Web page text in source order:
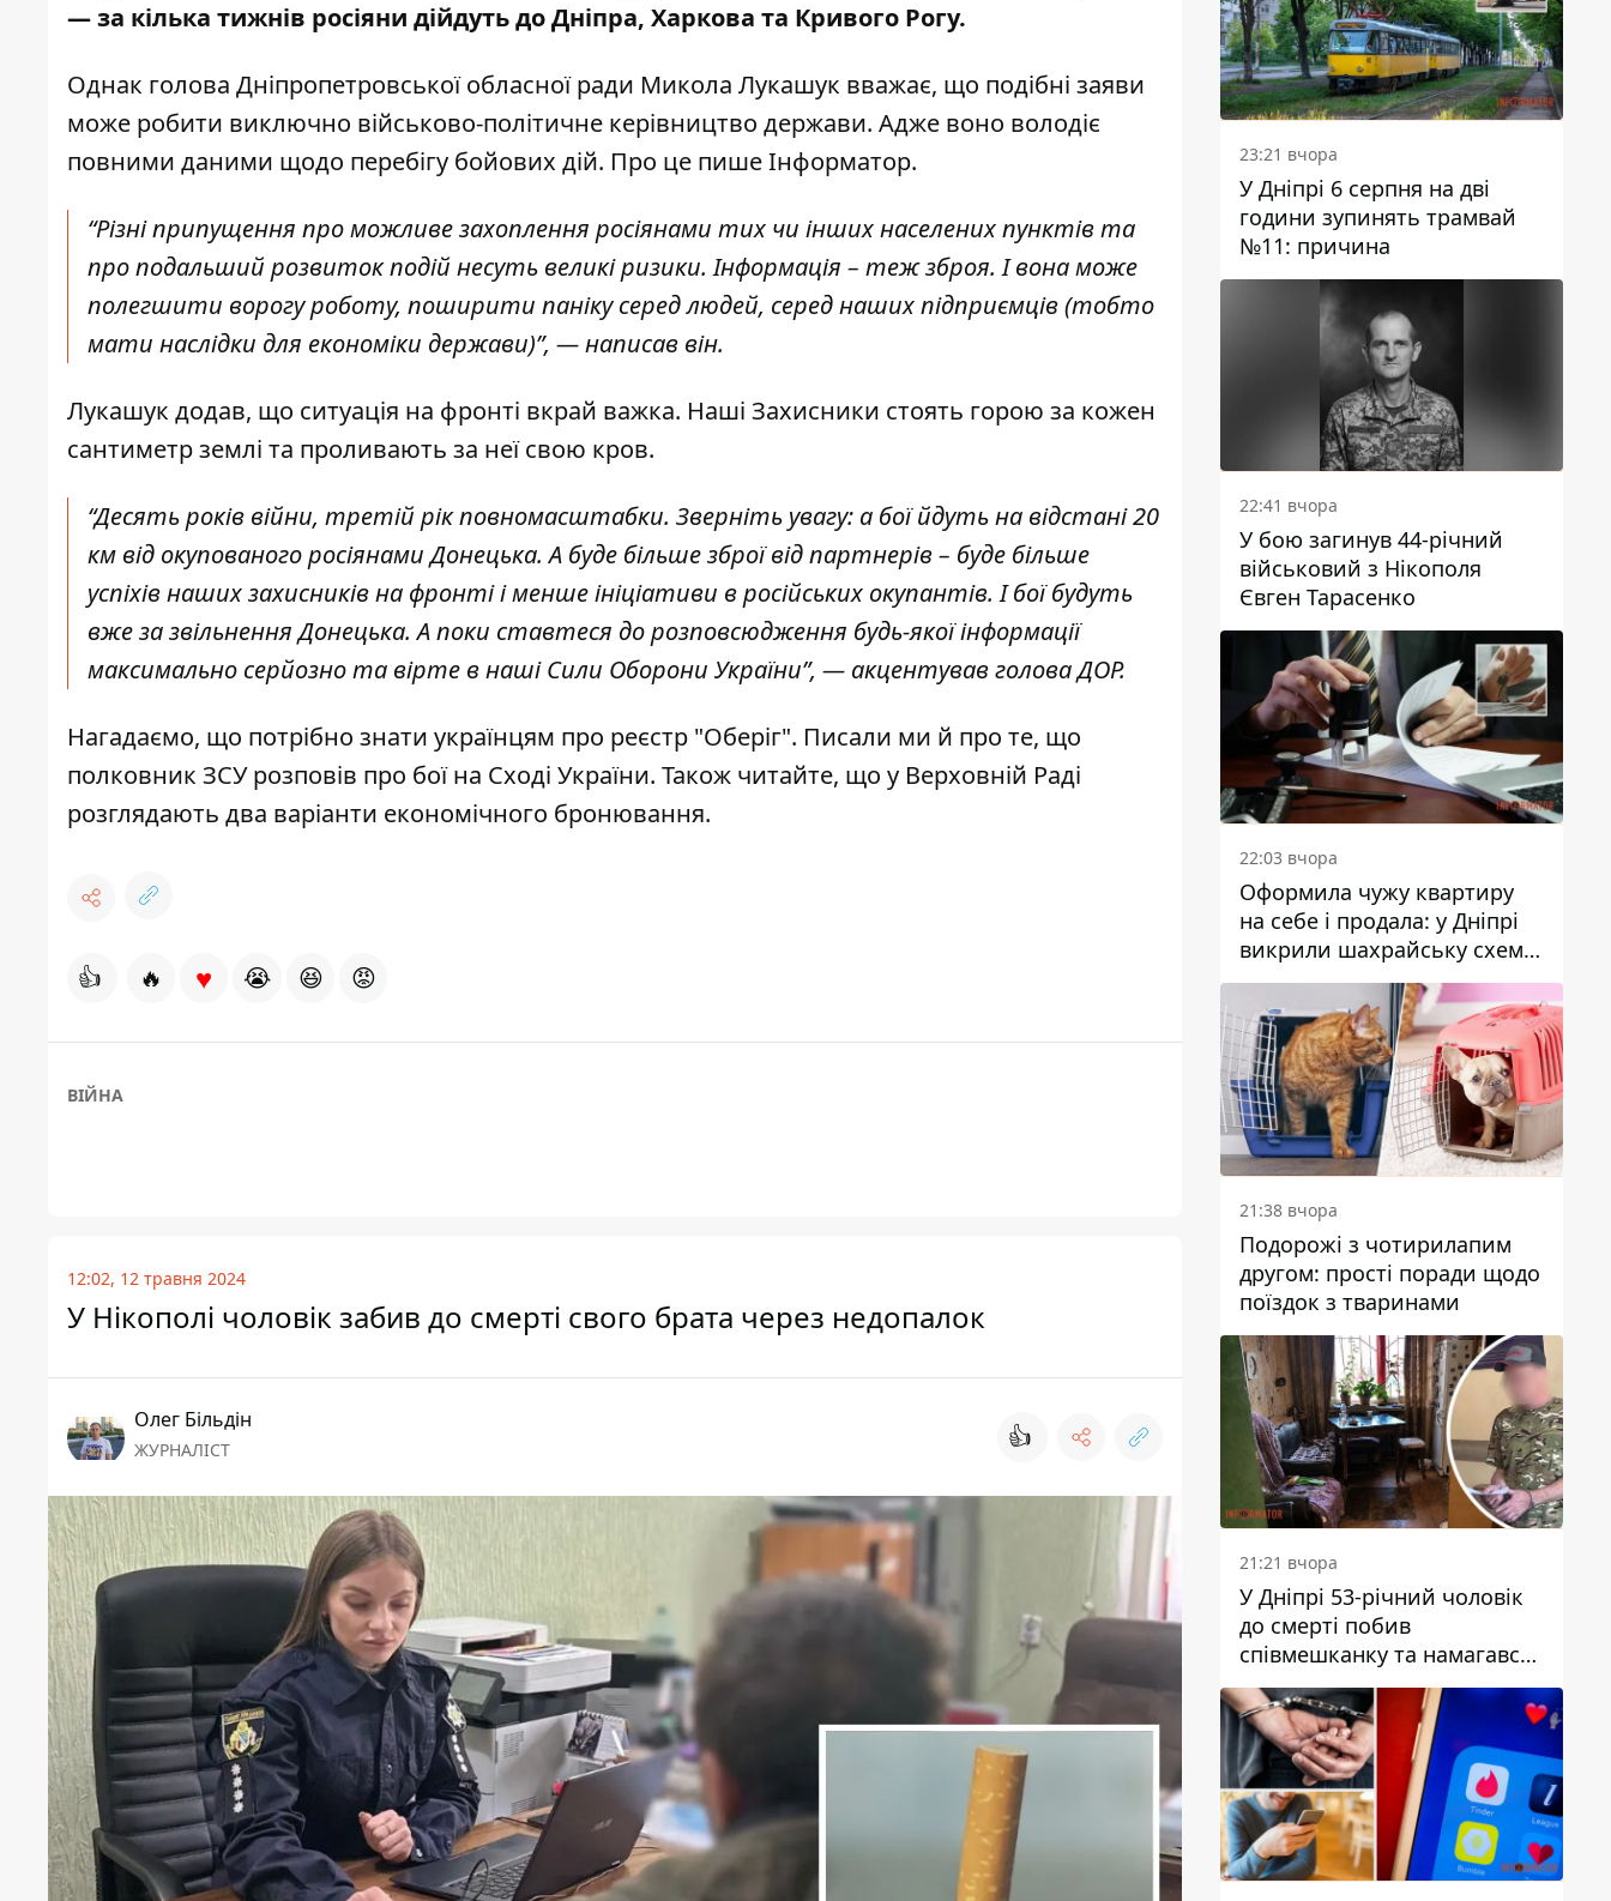
— за кілька тижнів росіяни дійдуть до Дніпра, Харкова та Кривого Рогу.
Однак голова Дніпропетровської обласної ради Микола Лукашук вважає, що подібні заяви
може робити виключно військово-політичне керівництво держави. Адже воно володіє
повними даними щодо перебігу бойових дій. Про це пише Інформатор.
“Різні припущення про можливе захоплення росіянами тих чи інших населених пунктів та
про подальший розвиток подій несуть великі ризики. Інформація – теж зброя. І вона може
полегшити ворогу роботу, поширити паніку серед людей, серед наших підприємців (тобто
мати наслідки для економіки держави)”, — написав він.
Лукашук додав, що ситуація на фронті вкрай важка. Наші Захисники стоять горою за кожен
сантиметр землі та проливають за неї свою кров.
“Десять років війни, третій рік повномасштабки. Зверніть увагу: а бої йдуть на відстані 20
км від окупованого росіянами Донецька. А буде більше зброї від партнерів – буде більше
успіхів наших захисників на фронті і менше ініціативи в російських окупантів. І бої будуть
вже за звільнення Донецька. А поки ставтеся до розповсюдження будь-якої інформації
максимально серйозно та вірте в наші Сили Оборони України”, — акцентував голова ДОР.
Нагадаємо, що потрібно знати українцям про реєстр "Оберіг". Писали ми й про те, що
полковник ЗСУ розповів про бої на Сході України. Також читайте, що у Верховній Раді
розглядають два варіанти економічного бронювання.
👍 🔥 ♥ 😭 😆 😡
ВІЙНА
12:02, 12 травня 2024
У Нікополі чоловік забив до смерті свого брата через недопалок
Олег Більдін
ЖУРНАЛІСТ 👍
23:21 вчора
У Дніпрі 6 серпня на дві
години зупинять трамвай
№11: причина
22:41 вчора
У бою загинув 44-річний
військовий з Нікополя
Євген Тарасенко
22:03 вчора
Оформила чужу квартиру
на себе і продала: у Дніпрі
викрили шахрайську схему
з нерухомістю
21:38 вчора
Подорожі з чотирилапим
другом: прості поради щодо
поїздок з тваринами
21:21 вчора
У Дніпрі 53-річний чоловік
до смерті побив
співмешканку та намагався
приховати злочин: деталі